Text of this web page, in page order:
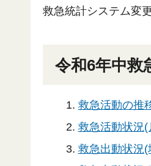
救急統計システム変
令和6年中救
救急活動の推
救急活動状況(
救急出動状況(